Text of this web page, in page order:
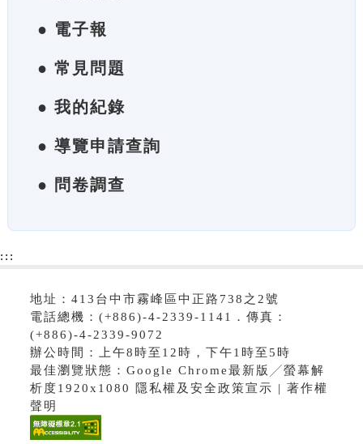
● 電子報
● 常見問題
● 我的紀錄
● 導覽申請查詢
● 問卷調查
:::
地址：413台中市霧峰區中正路738之2號
電話總機：(+886)-4-2339-1141．傳真：
(+886)-4-2339-9072
辦公時間：上午8時至12時，下午1時至5時
最佳瀏覽狀態：Google Chrome最新版╱螢幕解
析度1920x1080 隱私權及安全政策宣示 | 著作權
聲明